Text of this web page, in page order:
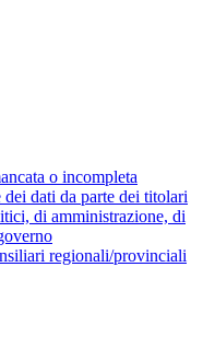
o incompleta
dati da parte dei titolari
di amministrazione, di
regionali/provinciali